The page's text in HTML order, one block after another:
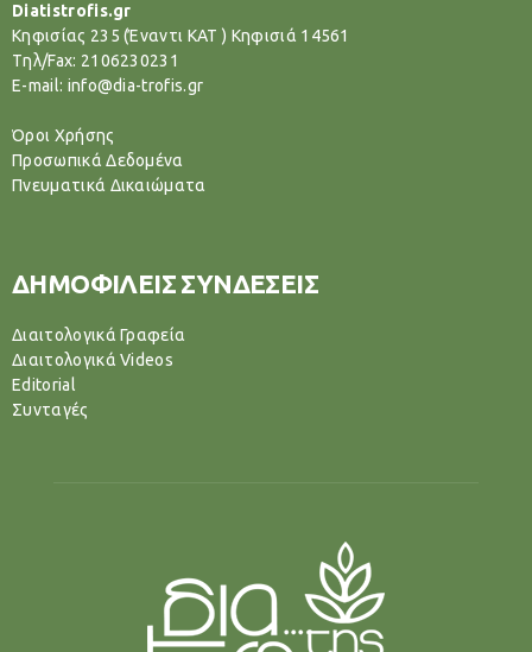
Diatistrofis.gr
Κηφισίας 235 (Έναντι ΚΑΤ ) Κηφισιά 14561
Tηλ/Fax: 2106230231
E-mail: info@dia-trofis.gr
Όροι Χρήσης
Προσωπικά Δεδομένα
Πνευματικά Δικαιώματα
ΔΗΜΟΦΙΛΕΙΣ ΣΥΝΔΕΣΕΙΣ
Διαιτολογικά Γραφεία
Διαιτολογικά Videos
Editorial
Συνταγές